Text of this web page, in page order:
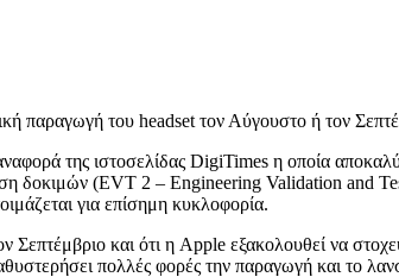
παραγωγή του headset τον Αύγουστο ή τον
της ιστοσελίδας DigiTimes η οποία
δοκιμών (EVT 2 – Engineering Validation and
για επίσημη κυκλοφορία.
και ότι η Apple εξακολουθεί να
πολλές φορές την παραγωγή και το